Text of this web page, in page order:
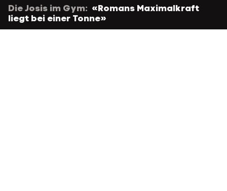
Die Josis im Gym: «Romans Maximalkraft
liegt bei einer Tonne»